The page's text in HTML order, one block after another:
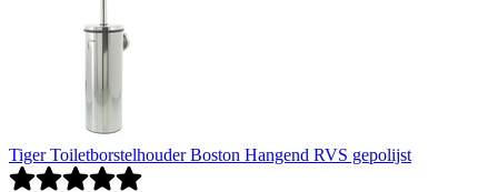
Tiger Toiletborstelhouder Boston Hangend RVS gepolijst